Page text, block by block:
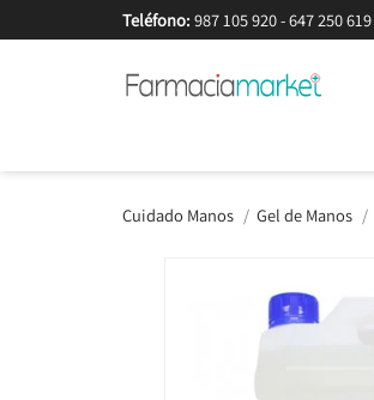
Teléfono: 987 105 920-647 250 619
Cuidado Manos Gel de Manos